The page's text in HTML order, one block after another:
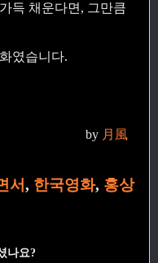
득 채운다면, 그만큼
였습니다.
by 月風
서, 한국영화, 홍상
나요?